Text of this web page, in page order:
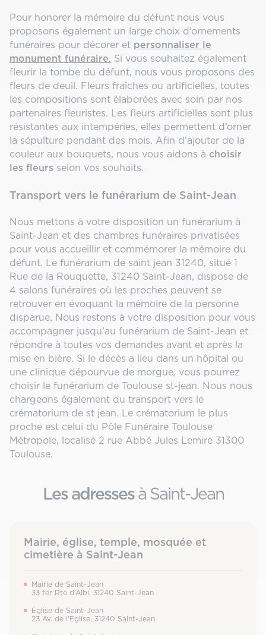
Pour honorer la mémoire du défunt nous vous
proposons également un large choix d’ornements
funéraires pour décorer et personnaliser le
monument funéraire. Si vous souhaitez également
fleurir la tombe du défunt, nous vous proposons des
fleurs de deuil. Fleurs fraîches ou artificielles, toutes
les compositions sont élaborées avec soin par nos
partenaires fleuristes. Les fleurs artificielles sont plus
résistantes aux intempéries, elles permettent d’orner
la sépulture pendant des mois. Afin d’ajouter de la
couleur aux bouquets, nous vous aidons à choisir
les fleurs selon vos souhaits.
Transport vers le funérarium de Saint-Jean
Nous mettons à votre disposition un funérarium à
Saint-Jean et des chambres funéraires privatisées
pour vous accueillir et commémorer la mémoire du
défunt. Le funérarium de saint jean 31240, situé 1
Rue de la Rouquette, 31240 Saint-Jean, dispose de
4 salons funéraires où les proches peuvent se
retrouver en évoquant la mémoire de la personne
disparue. Nous restons à votre disposition pour vous
accompagner jusqu’au funérarium de Saint-Jean et
répondre à toutes vos demandes avant et après la
mise en bière. Si le décès a lieu dans un hôpital ou
une clinique dépourvue de morgue, vous pourrez
choisir le funérarium de Toulouse st-jean. Nous nous
chargeons également du transport vers le
crématorium de st jean. Le crématorium le plus
proche est celui du Pôle Funéraire Toulouse
Métropole, localisé 2 rue Abbé Jules Lemire 31300
Toulouse.
Les adressesà Saint-Jean
Mairie, église, temple, mosquée et
cimetière à Saint-Jean
Mairie de Saint-Jean
33 ter Rte d’Albi, 31240 Saint-Jean
Église de Saint-Jean
23 Av. de l’Église, 31240 Saint-Jean